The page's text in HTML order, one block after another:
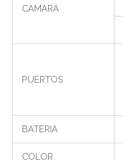
CAMARA
PUERTOS
BATERIA
COLOR